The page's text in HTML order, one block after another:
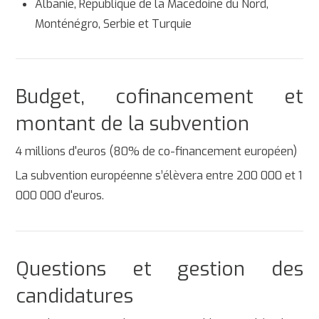
Albanie, République de la Macédoine du Nord,
Monténégro, Serbie et Turquie
Budget, cofinancement et
montant de la subvention
4 millions d'euros (80% de co-financement européen)
La subvention européenne s’élèvera entre 200 000 et 1
000 000 d'euros.
Questions et gestion des
candidatures